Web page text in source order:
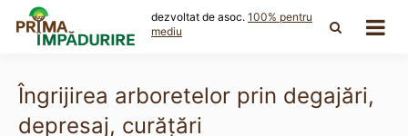
content
dezvoltat de asoc. 100% pentru
mediu
Îngrijirea arboretelor prin degajări,
depresaj, curăţări